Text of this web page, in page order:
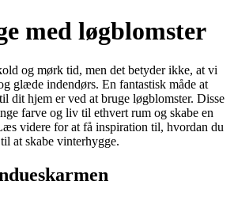
med løgblomster
og mørk tid, men det betyder ikke, at vi
glæde indendørs. En fantastisk måde at
dit hjem er ved at bruge løgblomster. Disse
farve og liv til ethvert rum og skabe en
videre for at få inspiration til, hvordan du
at skabe vinterhygge.